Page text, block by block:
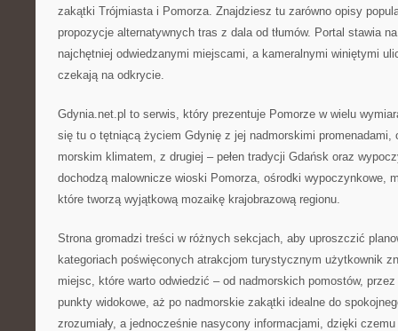
zakątki Trójmiasta i Pomorza. Znajdziesz tu zarówno opisy
propozycje alternatywnych tras z dala od tłumów. Portal stawia
najchętniej odwiedzanymi miejscami, a kameralnymi winiętymi
czekają na odkrycie.
Gdynia.net.pl to serwis, który prezentuje Pomorze w wielu
się tu o tętniącą życiem Gdynię z jej nadmorskimi promenadami,
morskim klimatem, z drugiej – pełen tradycji Gdańsk oraz
dochodzą malownicze wioski Pomorza, ośrodki wypoczynkowe,
które tworzą wyjątkową mozaikę krajobrazową regionu.
Strona gromadzi treści w różnych sekcjach, aby uproszczić
kategoriach poświęconych atrakcjom turystycznym użytkownik
miejsc, które warto odwiedzić – od nadmorskich pomostów,
punkty widokowe, aż po nadmorskie zakątki idealne do
zrozumiały, a jednocześnie nasycony informacjami, dzięki